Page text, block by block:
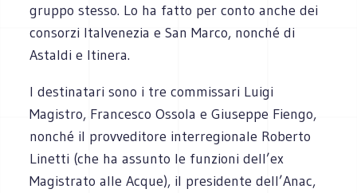
gruppo stesso. Lo ha fatto per conto anche dei
consorzi Italvenezia e San Marco, nonché di
Astaldi e Itinera.
I destinatari sono i tre commissari Luigi
Magistro, Francesco Ossola e Giuseppe Fiengo,
nonché il provveditore interregionale Roberto
Linetti (che ha assunto le funzioni dell’ex
Magistrato alle Acque), il presidente dell’Anac,